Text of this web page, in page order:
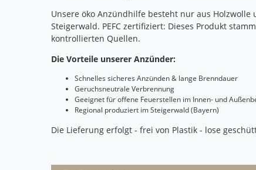
Unsere öko Anzündhilfe besteht nur aus Holzwolle
Steigerwald. PEFC zertifiziert: Dieses Produkt
kontrollierten Quellen.
Die Vorteile unserer Anzünder:
Schnelles sicheres Anzünden & lange Brenndauer
Geruchsneutrale Verbrennung
Geeignet für offene Feuerstellen im Innen- und
Regional produziert im Steigerwald (Bayern)
Die Lieferung erfolgt - frei von Plastik - lose